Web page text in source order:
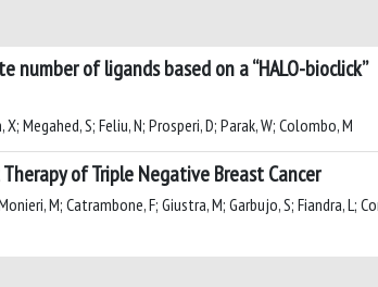
of ligands based on a “HALO-bioclick”
Megahed, S; Feliu, N; Prosperi, D; Parak, W; Colombo, M
of Triple Negative Breast Cancer
M; Catrambone, F; Giustra, M; Garbujo, S; Fiandra, L;